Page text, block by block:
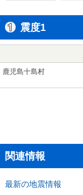
震度1
鹿児島十島村
関連情報
最新の地震情報